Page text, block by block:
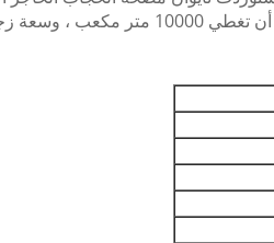
مكعب ، وسعة زجاجة العطر 5 لتر.